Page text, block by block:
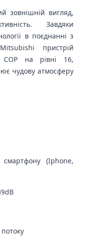
зовнішній вигляд,
Завдяки
в поєднанні з
пристрій
COP на рівні 16,
чудову атмосферу
(Iphone,